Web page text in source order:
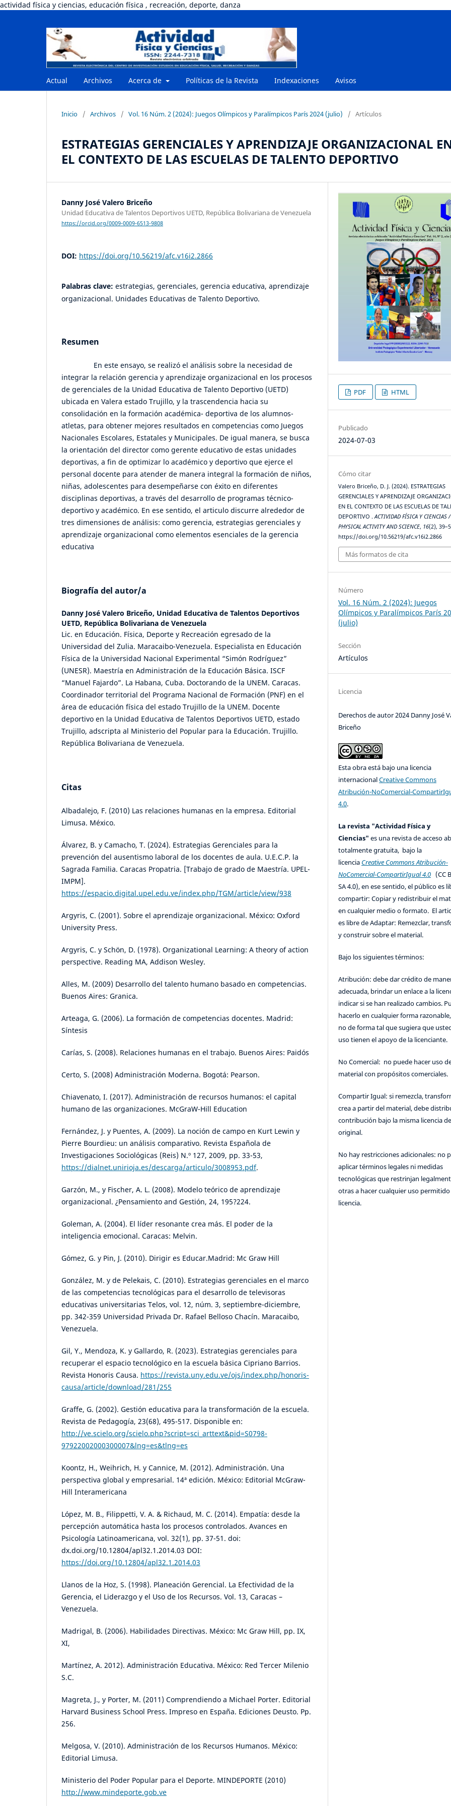
actividad física y ciencias, educación física , recreación, deporte, danza
Actual Archivos Acerca de Políticas de la Revista Indexaciones Avisos
Inicio / Archivos / Vol. 16 Núm. 2 (2024): Juegos Olímpicos y Paralímpicos París 2024 (julio) / Artículos
ESTRATEGIAS GERENCIALES Y APRENDIZAJE ORGANIZACIONAL
EL CONTEXTO DE LAS ESCUELAS DE TALENTO DEPORTIVO
Danny José Valero Briceño
Unidad Educativa de Talentos Deportivos UETD, República Bolivariana de Venezuela
https://orcid.org/0009-0009-6513-9808
DOI: https://doi.org/10.56219/afc.v16i2.2866
Palabras clave: estrategias, gerenciales, gerencia educativa, aprendizaje
organizacional. Unidades Educativas de Talento Deportivo.
Resumen
En este ensayo, se realizó el análisis sobre la necesidad de
integrar la relación gerencia y aprendizaje organizacional en los procesos
de gerenciales de la Unidad Educativa de Talento Deportivo (UETD)
ubicada en Valera estado Trujillo, y la trascendencia hacia su
consolidación en la formación académica- deportiva de los alumnos-
atletas, para obtener mejores resultados en competencias como Juegos
Nacionales Escolares, Estatales y Municipales. De igual manera, se busca
la orientación del director como gerente educativo de estas unidades
deportivas, a fin de optimizar lo académico y deportivo que ejerce el
personal docente para atender de manera integral la formación de niños,
niñas, adolescentes para desempeñarse con éxito en diferentes
disciplinas deportivas, a través del desarrollo de programas técnico-
deportivo y académico. En ese sentido, el articulo discurre alrededor de
tres dimensiones de análisis: como gerencia, estrategias gerenciales y
aprendizaje organizacional como elementos esenciales de la gerencia
educativa
Biografía del autor/a
Danny José Valero Briceño, Unidad Educativa de Talentos Deportivos
UETD, República Bolivariana de Venezuela
Lic. en Educación. Física, Deporte y Recreación egresado de la
Universidad del Zulia. Maracaibo-Venezuela. Especialista en Educación
Física de la Universidad Nacional Experimental “Simón Rodríguez”
(UNESR). Maestría en Administración de la Educación Básica. ISCF
“Manuel Fajardo”. La Habana, Cuba. Doctorando de la UNEM. Caracas.
Coordinador territorial del Programa Nacional de Formación (PNF) en el
área de educación física del estado Trujillo de la UNEM. Docente
deportivo en la Unidad Educativa de Talentos Deportivos UETD, estado
Trujillo, adscripta al Ministerio del Popular para la Educación. Trujillo.
República Bolivariana de Venezuela.
Citas
Albadalejo, F. (2010) Las relaciones humanas en la empresa. Editorial
Limusa. México.
Álvarez, B. y Camacho, T. (2024). Estrategias Gerenciales para la
prevención del ausentismo laboral de los docentes de aula. U.E.C.P. la
Sagrada Familia. Caracas Propatria. [Trabajo de grado de Maestría. UPEL-
IMPM].
https://espacio.digital.upel.edu.ve/index.php/TGM/article/view/938
Argyris, C. (2001). Sobre el aprendizaje organizacional. México: Oxford
University Press.
Argyris, C. y Schön, D. (1978). Organizational Learning: A theory of action
perspective. Reading MA, Addison Wesley.
Alles, M. (2009) Desarrollo del talento humano basado en competencias.
Buenos Aires: Granica.
Arteaga, G. (2006). La formación de competencias docentes. Madrid:
Síntesis
Carías, S. (2008). Relaciones humanas en el trabajo. Buenos Aires: Paidós
Certo, S. (2008) Administración Moderna. Bogotá: Pearson.
Chiavenato, I. (2017). Administración de recursos humanos: el capital
humano de las organizaciones. McGraW-Hill Education
Fernández, J. y Puentes, A. (2009). La noción de campo en Kurt Lewin y
Pierre Bourdieu: un análisis comparativo. Revista Española de
Investigaciones Sociológicas (Reis) N.º 127, 2009, pp. 33-53,
https://dialnet.unirioja.es/descarga/articulo/3008953.pdf.
Garzón, M., y Fischer, A. L. (2008). Modelo teórico de aprendizaje
organizacional. ¿Pensamiento and Gestión, 24, 195?224.
Goleman, A. (2004). El líder resonante crea más. El poder de la
inteligencia emocional. Caracas: Melvin.
Gómez, G. y Pin, J. (2010). Dirigir es Educar.Madrid: Mc Graw Hill
González, M. y de Pelekais, C. (2010). Estrategias gerenciales en el marco
de las competencias tecnológicas para el desarrollo de televisoras
educativas universitarias Telos, vol. 12, núm. 3, septiembre-diciembre,
pp. 342-359 Universidad Privada Dr. Rafael Belloso Chacín. Maracaibo,
Venezuela.
Gil, Y., Mendoza, K. y Gallardo, R. (2023). Estrategias gerenciales para
recuperar el espacio tecnológico en la escuela básica Cipriano Barrios.
Revista Honoris Causa. https://revista.uny.edu.ve/ojs/index.php/honoris-
causa/article/download/281/255
Graffe, G. (2002). Gestión educativa para la transformación de la escuela.
Revista de Pedagogía, 23(68), 495-517. Disponible en:
http://ve.scielo.org/scielo.php?script=sci_arttext&pid=S0798-
97922002000300007&lng=es&tlng=es
Koontz, H., Weihrich, H. y Cannice, M. (2012). Administración. Una
perspectiva global y empresarial. 14ª edición. México: Editorial McGraw-
Hill Interamericana
López, M. B., Filippetti, V. A. & Richaud, M. C. (2014). Empatía: desde la
percepción automática hasta los procesos controlados. Avances en
Psicología Latinoamericana, vol. 32(1), pp. 37-51. doi:
dx.doi.org/10.12804/apl32.1.2014.03 DOI:
https://doi.org/10.12804/apl32.1.2014.03
Llanos de la Hoz, S. (1998). Planeación Gerencial. La Efectividad de la
Gerencia, el Liderazgo y el Uso de los Recursos. Vol. 13, Caracas –
Venezuela.
Madrigal, B. (2006). Habilidades Directivas. México: Mc Graw Hill, pp. IX,
XI,
Martínez, A. 2012). Administración Educativa. México: Red Tercer Milenio
S.C.
Magreta, J., y Porter, M. (2011) Comprendiendo a Michael Porter. Editorial
Harvard Business School Press. Impreso en España. Ediciones Deusto. Pp.
256.
Melgosa, V. (2010). Administración de los Recursos Humanos. México:
Editorial Limusa.
Ministerio del Poder Popular para el Deporte. MINDEPORTE (2010)
http://www.mindeporte.gob.ve
PDF HTML
Publicado
2024-07-03
Cómo citar
Valero Briceño, D. J. (2024). ESTRATEGIAS
GERENCIALES Y APRENDIZAJE
EN EL CONTEXTO DE LAS ESCUELAS DE
DEPORTIVO .ACTIVIDAD FÍSICA Y CIENCIAS /
PHYSICAL ACTIVITY AND SCIENCE, 16(2),
https://doi.org/10.56219/afc.v16i2.2866
Más formatos de cita
Número
Vol. 16 Núm. 2 (2024): Juegos
Olímpicos y Paralímpicos París
(julio)
Sección
Artículos
Licencia
Derechos de autor 2024 Danny José
Briceño
Esta obra está bajo una licencia
internacionalCreative Commons
Atribución-NoComercial-
4.0.
La revista "Actividad Física y
Ciencias"es una revista de acceso
totalmente gratuita, bajo la
licencia Creative Commons Atribución-
NoComercial-CompartirIgual 4.0 (CC
SA 4.0), en ese sentido, el público es
compartir: Copiar y redistribuir el
en cualquier medio o formato. El
es libre de Adaptar: Remezclar,
y construir sobre el material.
Bajo los siguientes términos:
Atribución: debe dar crédito de
adecuada, brindar un enlace a la
indicar si se han realizado cambios.
hacerlo en cualquier forma
no de forma tal que sugiera que
uso tienen el apoyo de la licenciante.
No Comercial: no puede hacer uso
material con propósitos comerciales.
Compartir Igual: si remezcla,
crea a partir del material, debe
contribución bajo la misma licencia
original.
No hay restricciones adicionales: no
aplicar términos legales ni medidas
tecnológicas que restrinjan
otras a hacer cualquier uso
licencia.